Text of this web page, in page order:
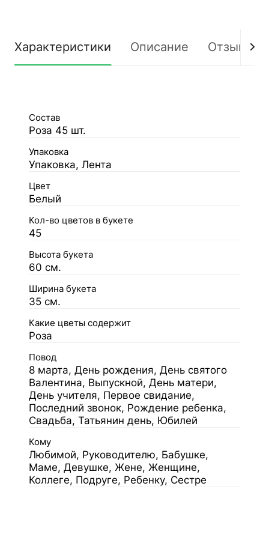
Характеристики Описание Отзывы
Состав
Роза 45 шт.
Упаковка
Упаковка, Лента
Цвет
Белый
Кол-во цветов в букете
45
Высота букета
60 см.
Ширина букета
35 см.
Какие цветы содержит
Роза
Повод
8 марта, День рождения, День святого
Валентина, Выпускной, День матери,
День учителя, Первое свидание,
Последний звонок, Рождение ребенка,
Свадьба, Татьянин день, Юбилей
Кому
Любимой, Руководителю, Бабушке,
Маме, Девушке, Жене, Женщине,
Коллеге, Подруге, Ребенку, Сестре